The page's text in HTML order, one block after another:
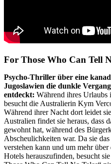
For Those Who Can Tell
Psycho-Thriller über eine
Jugoslawien die dunkle
entdeckt: Während ihres
besucht die Australierin Kym
Während ihrer Nacht dort leidet
Australien findet sie heraus, dass
gewohnt hat, während des
Abscheulichkeiten war. Da sie
verstehen kann und um mehr
Hotels herauszufinden, besucht